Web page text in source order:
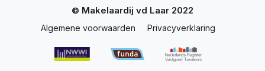
© Makelaardij vd Laar 2022
Algemene voorwaarden Privacyverklaring